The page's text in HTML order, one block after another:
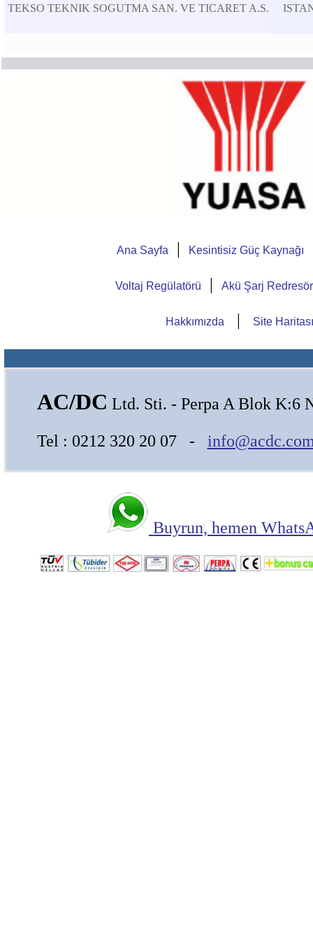
TEKSO TEKNIK SOGUTMA SAN. VE TICARET A.S.
Ana Sayfa | Kesintisiz Güç Kaynağı
Voltaj Regülatörü | Akü Şarj
Hakkımızda | Site Haritası
AC/DC Ltd. Sti. - Perpa A Blok K:6
Tel : 0212 320 20 07 -
Buyrun, hemen